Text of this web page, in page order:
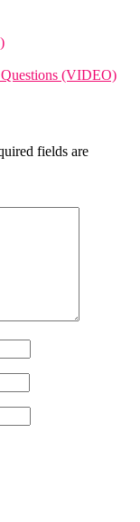
(VIDEO)
fields are